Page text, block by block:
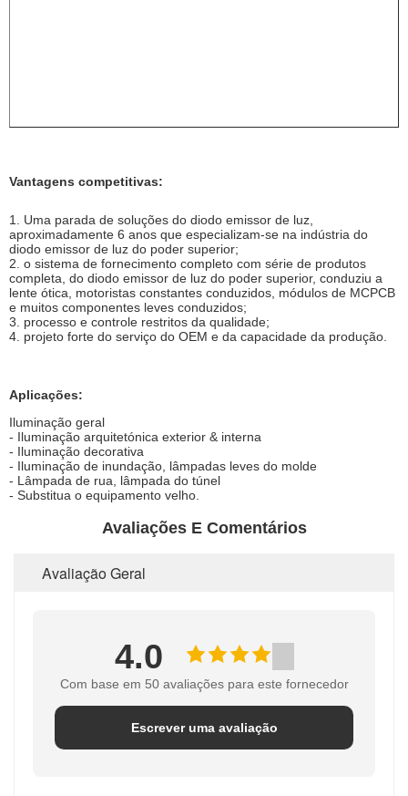
Vantagens competitivas:
1. Uma parada de soluções do diodo emissor de luz,
aproximadamente 6 anos que especializam-se na indústria do
diodo emissor de luz do poder superior;
2. o sistema de fornecimento completo com série de produtos
completa, do diodo emissor de luz do poder superior, conduziu a
lente ótica, motoristas constantes conduzidos, módulos de MCPCB
e muitos componentes leves conduzidos;
3. processo e controle restritos da qualidade;
4. projeto forte do serviço do OEM e da capacidade da produção.
Aplicações:
Iluminação geral
- Iluminação arquitetónica exterior & interna
- Iluminação decorativa
- Iluminação de inundação, lâmpadas leves do molde
- Lâmpada de rua, lâmpada do túnel
- Substitua o equipamento velho.
Avaliações E Comentários
Avaliação Geral
4.0
Com base em 50 avaliações para este fornecedor
Escrever uma avaliação